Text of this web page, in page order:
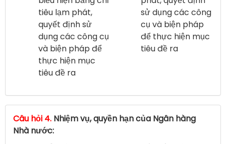
tiêu lạm phát,
quyết định sử
dụng các công cụ
và biện pháp để
thực hiện mục
tiêu đề ra
sử dụng các công
cụ và biện pháp
để thực hiện mục
tiêu đề ra
Câu hỏi 4. Nhiệm vụ, quyền hạn của Ngân hàng
Nhà nước: